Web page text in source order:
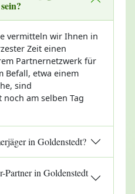
vermitteln wir Ihnen in
Zeit einen
Partnernetzwerk für
Befall, etwa einem
sind
am selben Tag
in Goldenstedt?
Partner in Goldenstedt